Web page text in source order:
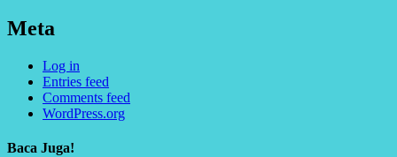
Meta
Log in
Entries feed
Comments feed
WordPress.org
Baca Juga!